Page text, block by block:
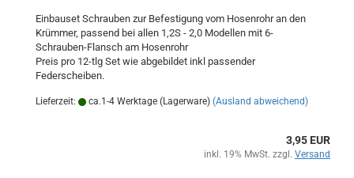
Einbauset Schrauben zur Befestigung vom Hosenrohr an den
Krümmer, passend bei allen 1,2S - 2,0 Modellen mit 6-
Schrauben-Flansch am Hosenrohr
Preis pro 12-tlg Set wie abgebildet inkl passender
Federscheiben.
Lieferzeit: ca.1-4 Werktage (Lagerware) (Ausland abweichend)
3,95 EUR
inkl. 19% MwSt. zzgl. Versand